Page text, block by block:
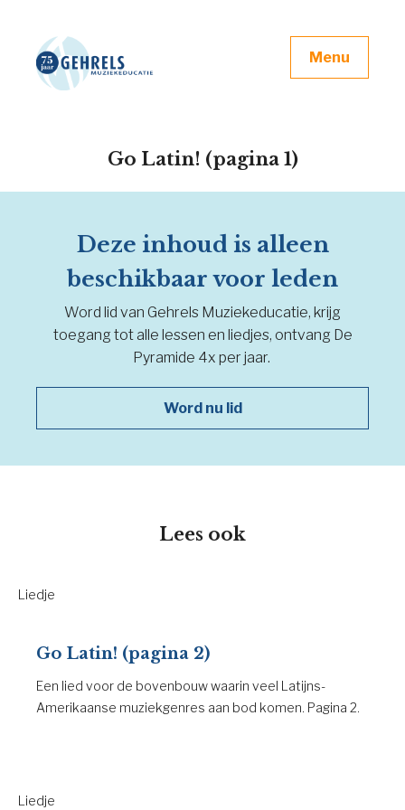
Menu
Go Latin! (pagina 1)
Deze inhoud is alleen
beschikbaar voor leden
Word lid van Gehrels Muziekeducatie, krijg
toegang tot alle lessen en liedjes, ontvang De
Pyramide 4x per jaar.
Word nu lid
Lees ook
Liedje
Go Latin! (pagina 2)
Een lied voor de bovenbouw waarin veel Latijns-
Amerikaanse muziekgenres aan bod komen. Pagina 2.
Liedje